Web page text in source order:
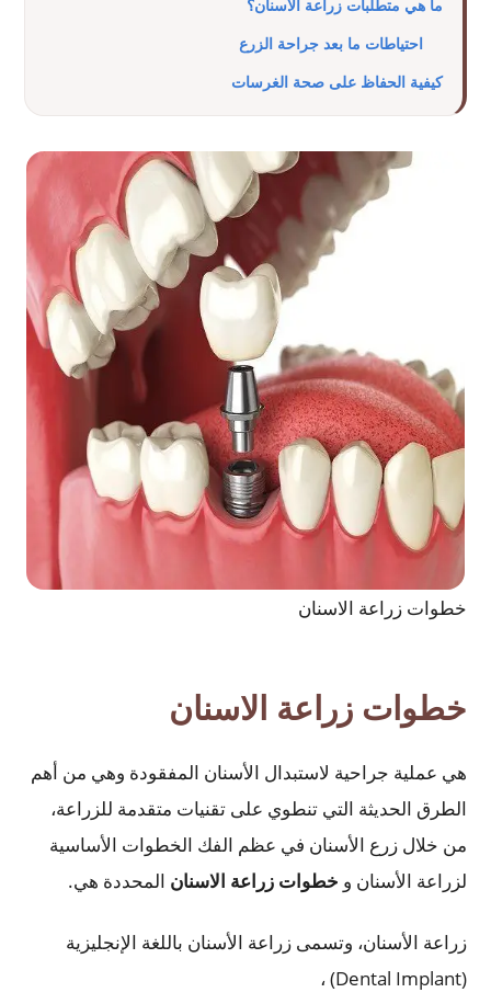
ما هي متطلبات زراعة الأسنان؟
احتياطات ما بعد جراحة الزرع
كيفية الحفاظ على صحة الغرسات
خطوات زراعة الاسنان
خطوات زراعة الاسنان
هي عملية جراحية لاستبدال الأسنان المفقودة وهي من أهم
الطرق الحديثة التي تنطوي على تقنيات متقدمة للزراعة،
من خلال زرع الأسنان في عظم الفك الخطوات الأساسية
لزراعة الأسنان و خطوات زراعة الاسنان المحددة هي.
زراعة الأسنان، وتسمى زراعة الأسنان باللغة الإنجليزية
(Dental Implant) ،